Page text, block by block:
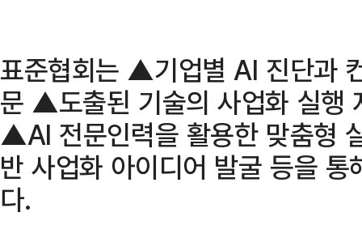
표준협회는 ▲기업별 AI 진단과
문 ▲도출된 기술의 사업화 실행
▲AI 전문인력을 활용한 맞춤형
반 사업화 아이디어 발굴 등을
다.